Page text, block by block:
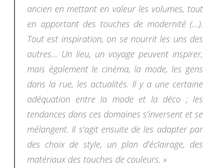
ancien en mettant en valeur les volumes, tout
en apportant des touches de modernité (…).
Tout est inspiration, on se nourrit les uns des
autres… Un lieu, un voyage peuvent inspirer,
mais également le cinéma, la mode, les gens
dans la rue, les actualités. Il y a une certaine
adéquation entre la mode et la déco ; les
tendances dans ces domaines s’inversent et se
mélangent. Il s’agit ensuite de les adapter par
des choix de style, un plan d’éclairage, des
matériaux des touches de couleurs. »